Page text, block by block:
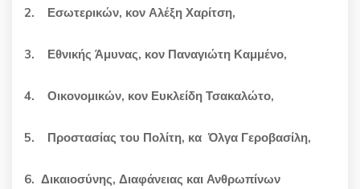
2. Εσωτερικών, κον Αλέξη Χαρίτση,
3. Εθνικής Άμυνας, κον Παναγιώτη Καμμένο,
4. Οικονομικών, κον Ευκλείδη Τσακαλώτο,
5. Προστασίας του Πολίτη, κα Όλγα Γεροβασίλη,
6. Δικαιοσύνης, Διαφάνειας και Ανθρωπίνων